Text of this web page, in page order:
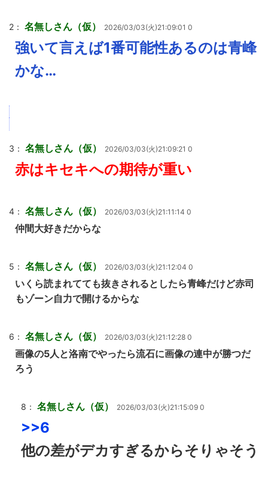
2： 名無しさん（仮） 2026/03/03(火)21:09:01 0
強いて言えば1番可能性あるのは青峰
かな…
3： 名無しさん（仮） 2026/03/03(火)21:09:21 0
赤はキセキへの期待が重い
4： 名無しさん（仮） 2026/03/03(火)21:11:14 0
仲間大好きだからな
5： 名無しさん（仮） 2026/03/03(火)21:12:04 0
いくら読まれてても抜きされるとしたら青峰だけど赤司
もゾーン自力で開けるからな
6： 名無しさん（仮） 2026/03/03(火)21:12:28 0
画像の5人と洛南でやったら流石に画像の連中が勝つだ
ろう
8： 名無しさん（仮） 2026/03/03(火)21:15:09 0
>>6
他の差がデカすぎるからそりゃそう